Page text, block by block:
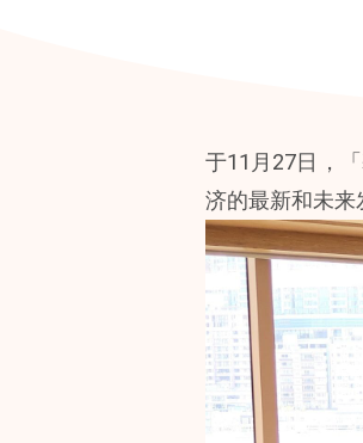
于11月27日，
济的最新和未来